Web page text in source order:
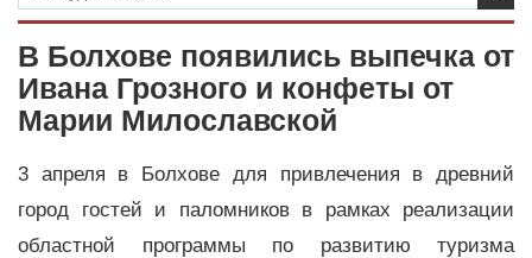
В Болхове появились выпечка от
Ивана Грозного и конфеты от
Марии Милославской
3 апреля в Болхове для привлечения в древний
город гостей и паломников в рамках реализации
областной программы по развитию туризма